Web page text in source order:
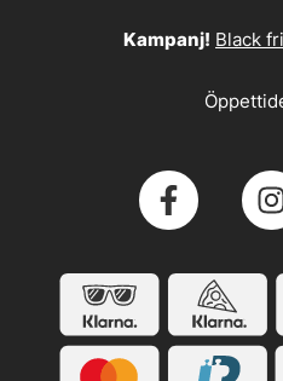
Kampanj! Black